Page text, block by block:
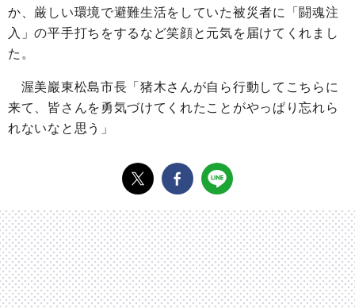
か、厳しい環境で避難生活をしていた被災者に「闘魂注
入」の平手打ちをするなど笑顔と元気を届けてくれまし
た。
渥美巖東松島市長「猪木さんが自ら行動してこちらに
来て、皆さんを勇気づけてくれたことがやっぱり忘れら
れないなと思う」